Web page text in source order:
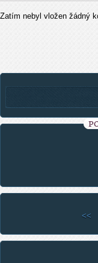
Zatím nebyl vložen žádný
<<